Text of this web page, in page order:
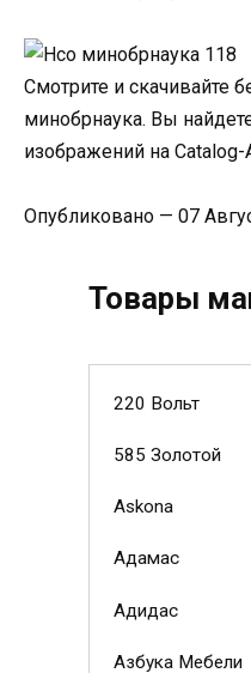
Смотрите и скачивайте
минобрнаука. Вы
изображений на Catalog-
Опубликовано — 07
Товары
220 Вольт
585 Золотой
Askona
Адамас
Адидас
Азбука Мебели